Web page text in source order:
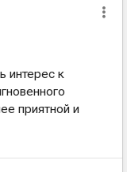
интерес к
приятной и